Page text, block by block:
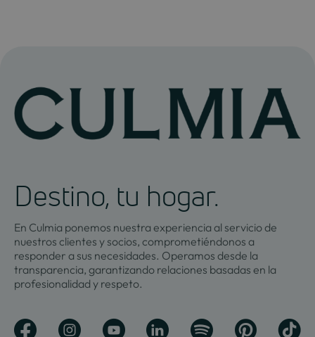
Destino, tu hogar.
En Culmia ponemos nuestra experiencia al servicio de
nuestros clientes y socios, comprometiéndonos a
responder a sus necesidades. Operamos desde la
transparencia, garantizando relaciones basadas en la
profesionalidad y respeto.